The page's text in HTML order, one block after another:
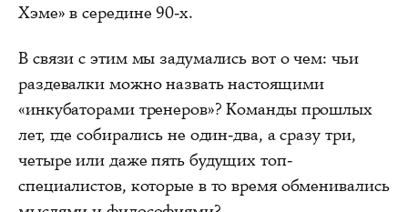
Хэме» в середине 90-х.
В связи с этим мы задумались вот о чем: чьи
раздевалки можно назвать настоящими
«инкубаторами тренеров»? Команды прошлых
лет, где собирались не один-два, а сразу три,
четыре или даже пять будущих топ-
специалистов, которые в то время обменивались